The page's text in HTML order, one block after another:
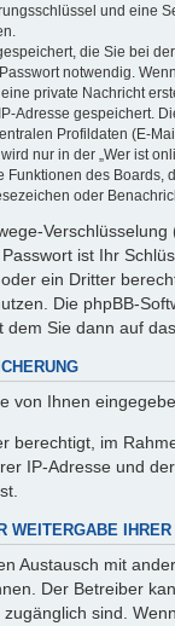
und eine
die Sie bei
notwendig.
private Nachricht
Adresse gespeichert.
Profildaten (E-
nur in der „Wer ist
des Boards,
oder
ist Ihr
ein Dritter
Die phpBB-
dem Sie dann auf
von Ihnen
berechtigt, im
IP-Adresse und
WEITERGABE IHRER
Austausch mit
Der Betreiber
sind.